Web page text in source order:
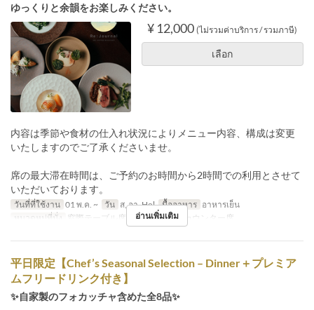
ゆっくりと余韻をお楽しみください。
¥ 12,000 (ไม่รวมค่าบริการ / รวมภาษี)
เลือก
内容は季節や食材の仕入れ状況によりメニュー内容、構成は変更
いたしますのでご了承くださいませ。
席の最大滞在時間は、ご予約のお時間から2時間での利用とさせて
いただいております。
วันที่ที่ใช้งาน 01 พ.ค. ~ วัน ส, อา, Hol มื้ออาหาร อาหารเย็น
หมวดหมู่ที่นั่ง
窓際テーブル席, メインホール, カウンター席
อ่านเพิ่มเติม
平日限定【Chef’s Seasonal Selection – Dinner＋プレミア
ムフリードリンク付き】
✨自家製のフォカッチャ含めた全8品✨